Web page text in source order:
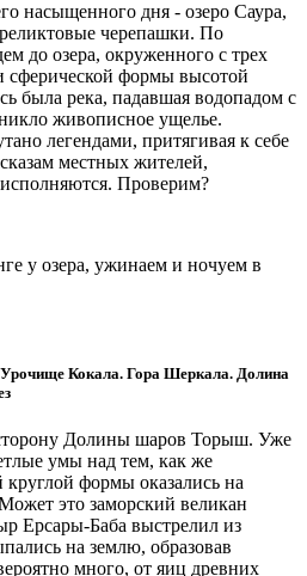
насыщенного дня - озеро Саура,
черепашки. По
до озера, окруженного с трех
сферической формы высотой
была река, падавшая водопадом с
живописное ущелье.
легендами, притягивая к себе
местных жителей,
Проверим?
у озера, ужинаем и ночуем в
Кокала. Гора Шеркала. Долина
Долины шаров Торыш. Уже
умы над тем, как же
формы оказались на
это заморский великан
Ерсары-Баба выстрелил из
на землю, образовав
много, от яиц древних